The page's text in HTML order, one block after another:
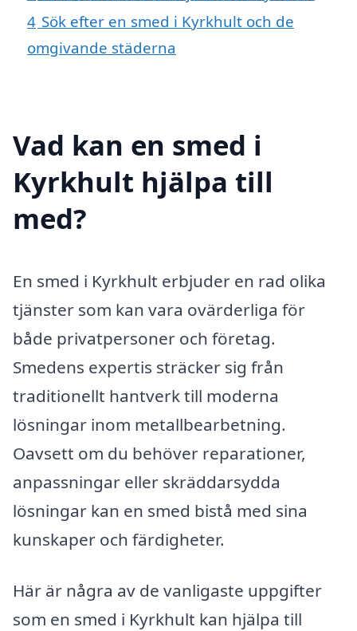
4 Sök efter en smed i Kyrkhult och de
omgivande städerna
Vad kan en smed i
Kyrkhult hjälpa till
med?
En smed i Kyrkhult erbjuder en rad olika
tjänster som kan vara ovärderliga för
både privatpersoner och företag.
Smedens expertis sträcker sig från
traditionellt hantverk till moderna
lösningar inom metallbearbetning.
Oavsett om du behöver reparationer,
anpassningar eller skräddarsydda
lösningar kan en smed bistå med sina
kunskaper och färdigheter.
Här är några av de vanligaste uppgifter
som en smed i Kyrkhult kan hjälpa till